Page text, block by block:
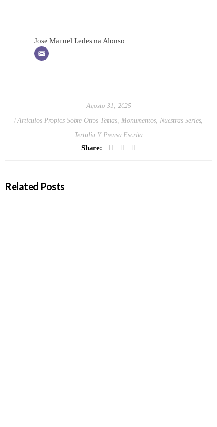
José Manuel Ledesma Alonso
Agosto 31, 2025
Artículos Propios Sobre Otros Temas Monumentos Nuestras Series
Tertulia Y Prensa Escrita
Share:
Related Posts